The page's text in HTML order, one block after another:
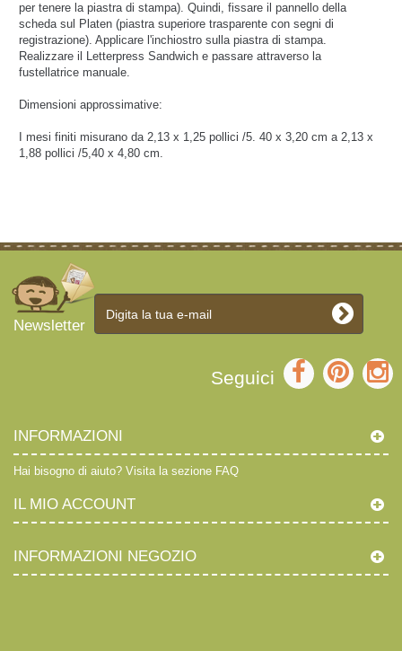
per tenere la piastra di stampa). Quindi, fissare il pannello della
scheda sul Platen (piastra superiore trasparente con segni di
registrazione). Applicare l'inchiostro sulla piastra di stampa.
Realizzare il Letterpress Sandwich e passare attraverso la
fustellatrice manuale.
Dimensioni approssimative:
I mesi finiti misurano da 2,13 x 1,25 pollici /5. 40 x 3,20 cm a 2,13 x
1,88 pollici /5,40 x 4,80 cm.
Newsletter
Seguici
INFORMAZIONI
Hai bisogno di aiuto? Visita la sezione FAQ
IL MIO ACCOUNT
INFORMAZIONI NEGOZIO